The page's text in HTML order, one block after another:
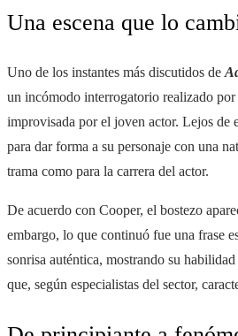
Una escena que lo
Uno de los instantes más discutidos de
un incómodo interrogatorio realizado
improvisada por el joven actor. Lejos de
para dar forma a su personaje con una
trama como para la carrera del actor.
De acuerdo con Cooper, el bostezo
embargo, lo que continuó fue una frase
sonrisa auténtica, mostrando su
que, según especialistas del sector,